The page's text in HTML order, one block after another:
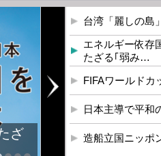
ざ
台湾「麗しの島
エネルギー依
たざる｢弱み…
FIFAワールドカ
日本主導で平和
造船立国ニッポ